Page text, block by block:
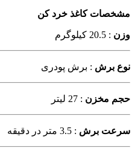
مشخصات کاغذ خرد کن
وزن : 20.5 کیلوگرم
نوع برش : برش پودری
حجم مخزن : 27 لیتر
سرعت برش : 3.5 متر در دقیقه